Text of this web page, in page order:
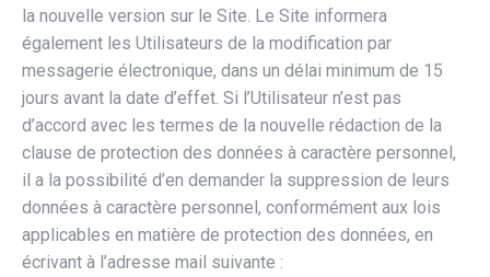
la nouvelle version sur le Site. Le Site informera
également les Utilisateurs de la modification par
messagerie électronique, dans un délai minimum de 15
jours avant la date d’effet. Si l’Utilisateur n’est pas
d’accord avec les termes de la nouvelle rédaction de la
clause de protection des données à caractère personnel,
il a la possibilité d’en demander la suppression de leurs
données à caractère personnel, conformément aux lois
applicables en matière de protection des données, en
écrivant à l’adresse mail suivante :